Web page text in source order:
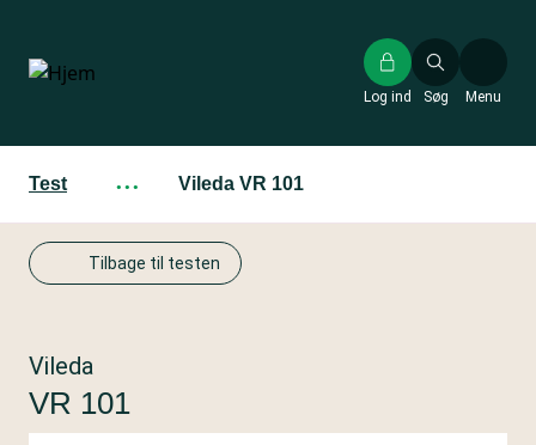
hovedindhold
Søg
Log ind Menu
Test ··· Vileda VR 101
Tilbage til testen
Vileda
VR 101